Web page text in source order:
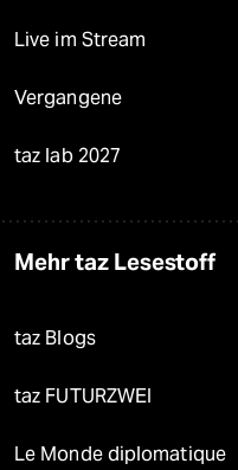
Live im Stream
Vergangene
taz lab 2027
Mehr taz Lesestoff
taz Blogs
taz FUTURZWEI
Le Monde diplomatique